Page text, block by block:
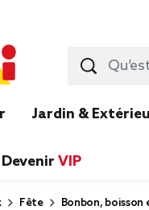
Jardin &
Devenir VIP
Fête Bonbon,